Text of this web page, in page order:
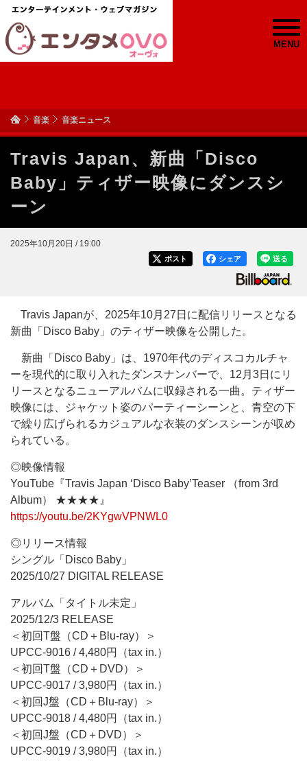
MENU
音楽 音楽ニュース
Travis Japan、新曲「Disco
Baby」ティザー映像にダンスシ
ーン
2025年10月20日 / 19:00
送る
シェア
ポスト
Travis Japanが、2025年10月27日に配信リリースとなる
新曲「Disco Baby」のティザー映像を公開した。
新曲「Disco Baby」は、1970年代のディスコカルチャ
ーを現代的に取り入れたダンスナンバーで、12月3日にリ
リースとなるニューアルバムに収録される一曲。ティザー
映像には、ジャケット姿のパーティーシーンと、青空の下
で繰り広げられるカジュアルな衣装のダンスシーンが収め
られている。
◎映像情報
YouTube『Travis Japan ‘Disco Baby’Teaser （from 3rd
Album） ★★★★』
https://youtu.be/2KYgwVPNWL0
◎リリース情報
シングル「Disco Baby」
2025/10/27 DIGITAL RELEASE
アルバム「タイトル未定」
2025/12/3 RELEASE
＜初回T盤（CD＋Blu-ray）＞
UPCC-9016 / 4,480円（tax in.）
＜初回T盤（CD＋DVD）＞
UPCC-9017 / 3,980円（tax in.）
＜初回J盤（CD＋Blu-ray）＞
UPCC-9018 / 4,480円（tax in.）
＜初回J盤（CD＋DVD）＞
UPCC-9019 / 3,980円（tax in.）